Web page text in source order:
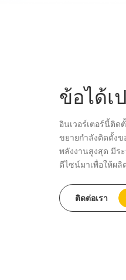
ข้อได้
อินเวอร์เตอร์นี้ติด
ขยายกำลังติดตั้งข
พลังงานสูงสุด มีร
ดีไซน์มาเพื่อให้ผ
ติดต่อเรา